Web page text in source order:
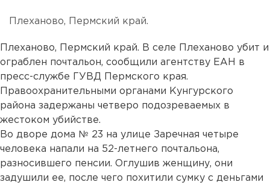
Плеханово, Пермский край.
Плеханово, Пермский край. В селе Плеханово убит и
ограблен почтальон, сообщили агентству ЕАН в
пресс-службе ГУВД Пермского края.
Правоохранительными органами Кунгурского
района задержаны четверо подозреваемых в
жестоком убийстве.
Во дворе дома № 23 на улице Заречная четыре
человека напали на 52-летнего почтальона,
разносившего пенсии. Оглушив женщину, они
задушили ее, после чего похитили сумку с деньгами